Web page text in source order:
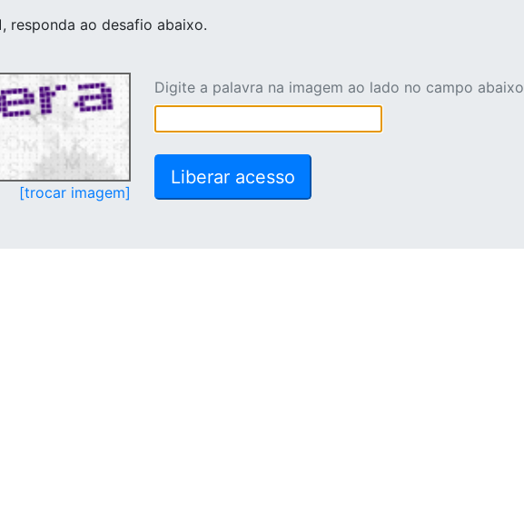
, responda ao desafio abaixo.
[trocar imagem]
Digite a palavra na imagem ao lado no campo abaixo